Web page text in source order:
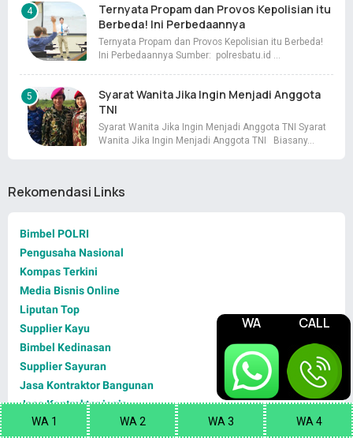
WA CALL
Ternyata Propam dan Provos Kepolisian itu
Berbeda! Ini Perbedaannya
Ternyata Propam dan Provos Kepolisian itu Berbeda!
Ini Perbedaannya Sumber: polresbatu.id …
Syarat Wanita Jika Ingin Menjadi Anggota
TNI
Syarat Wanita Jika Ingin Menjadi Anggota TNI Syarat
Wanita Jika Ingin Menjadi Anggota TNI Biasany…
Rekomendasi Links
Bimbel POLRI
Pengusaha Nasional
Kompas Terkini
Media Bisnis Online
Liputan Top
Supplier Kayu
Bimbel Kedinasan
Supplier Sayuran
Jasa Kontraktor Bangunan
Jasa Kontraktor jogja
Jasa Konveksi Seragam
WA 1 WA 2 WA 3 WA 4